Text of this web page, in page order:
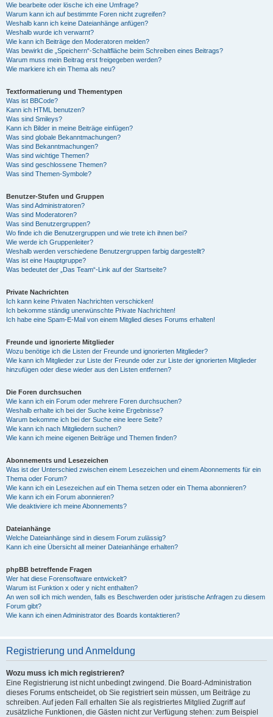
Wie bearbeite oder lösche ich eine Umfrage?
Warum kann ich auf bestimmte Foren nicht zugreifen?
Weshalb kann ich keine Dateianhänge anfügen?
Weshalb wurde ich verwarnt?
Wie kann ich Beiträge den Moderatoren melden?
Was bewirkt die „Speichern“-Schaltfläche beim Schreiben eines Beitrags?
Warum muss mein Beitrag erst freigegeben werden?
Wie markiere ich ein Thema als neu?
Textformatierung und Thementypen
Was ist BBCode?
Kann ich HTML benutzen?
Was sind Smileys?
Kann ich Bilder in meine Beiträge einfügen?
Was sind globale Bekanntmachungen?
Was sind Bekanntmachungen?
Was sind wichtige Themen?
Was sind geschlossene Themen?
Was sind Themen-Symbole?
Benutzer-Stufen und Gruppen
Was sind Administratoren?
Was sind Moderatoren?
Was sind Benutzergruppen?
Wo finde ich die Benutzergruppen und wie trete ich ihnen bei?
Wie werde ich Gruppenleiter?
Weshalb werden verschiedene Benutzergruppen farbig dargestellt?
Was ist eine Hauptgruppe?
Was bedeutet der „Das Team“-Link auf der Startseite?
Private Nachrichten
Ich kann keine Privaten Nachrichten verschicken!
Ich bekomme ständig unerwünschte Private Nachrichten!
Ich habe eine Spam-E-Mail von einem Mitglied dieses Forums erhalten!
Freunde und ignorierte Mitglieder
Wozu benötige ich die Listen der Freunde und ignorierten Mitglieder?
Wie kann ich Mitglieder zur Liste der Freunde oder zur Liste der ignorierten Mitglieder
hinzufügen oder diese wieder aus den Listen entfernen?
Die Foren durchsuchen
Wie kann ich ein Forum oder mehrere Foren durchsuchen?
Weshalb erhalte ich bei der Suche keine Ergebnisse?
Warum bekomme ich bei der Suche eine leere Seite?
Wie kann ich nach Mitgliedern suchen?
Wie kann ich meine eigenen Beiträge und Themen finden?
Abonnements und Lesezeichen
Was ist der Unterschied zwischen einem Lesezeichen und einem Abonnements für ein
Thema oder Forum?
Wie kann ich ein Lesezeichen auf ein Thema setzen oder ein Thema abonnieren?
Wie kann ich ein Forum abonnieren?
Wie deaktiviere ich meine Abonnements?
Dateianhänge
Welche Dateianhänge sind in diesem Forum zulässig?
Kann ich eine Übersicht all meiner Dateianhänge erhalten?
phpBB betreffende Fragen
Wer hat diese Forensoftware entwickelt?
Warum ist Funktion x oder y nicht enthalten?
An wen soll ich mich wenden, falls es Beschwerden oder juristische Anfragen zu diesem
Forum gibt?
Wie kann ich einen Administrator des Boards kontaktieren?
Registrierung und Anmeldung
Wozu muss ich mich registrieren?
Eine Registrierung ist nicht unbedingt zwingend. Die Board-Administration
dieses Forums entscheidet, ob Sie registriert sein müssen, um Beiträge zu
schreiben. Auf jeden Fall erhalten Sie als registriertes Mitglied Zugriff auf
zusätzliche Funktionen, die Gästen nicht zur Verfügung stehen: zum Beispiel